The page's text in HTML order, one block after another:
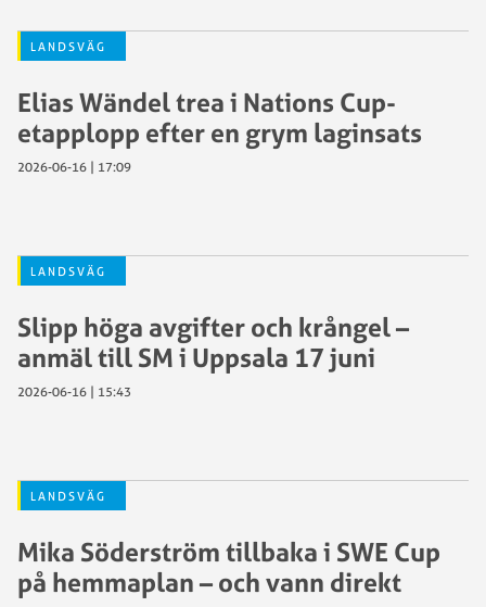
LANDSVÄG
Elias Wändel trea i Nations Cup-
etapplopp efter en grym laginsats
2026-06-16 | 17:09
LANDSVÄG
Slipp höga avgifter och krångel –
anmäl till SM i Uppsala 17 juni
2026-06-16 | 15:43
LANDSVÄG
Mika Söderström tillbaka i SWE Cup
på hemmaplan – och vann direkt